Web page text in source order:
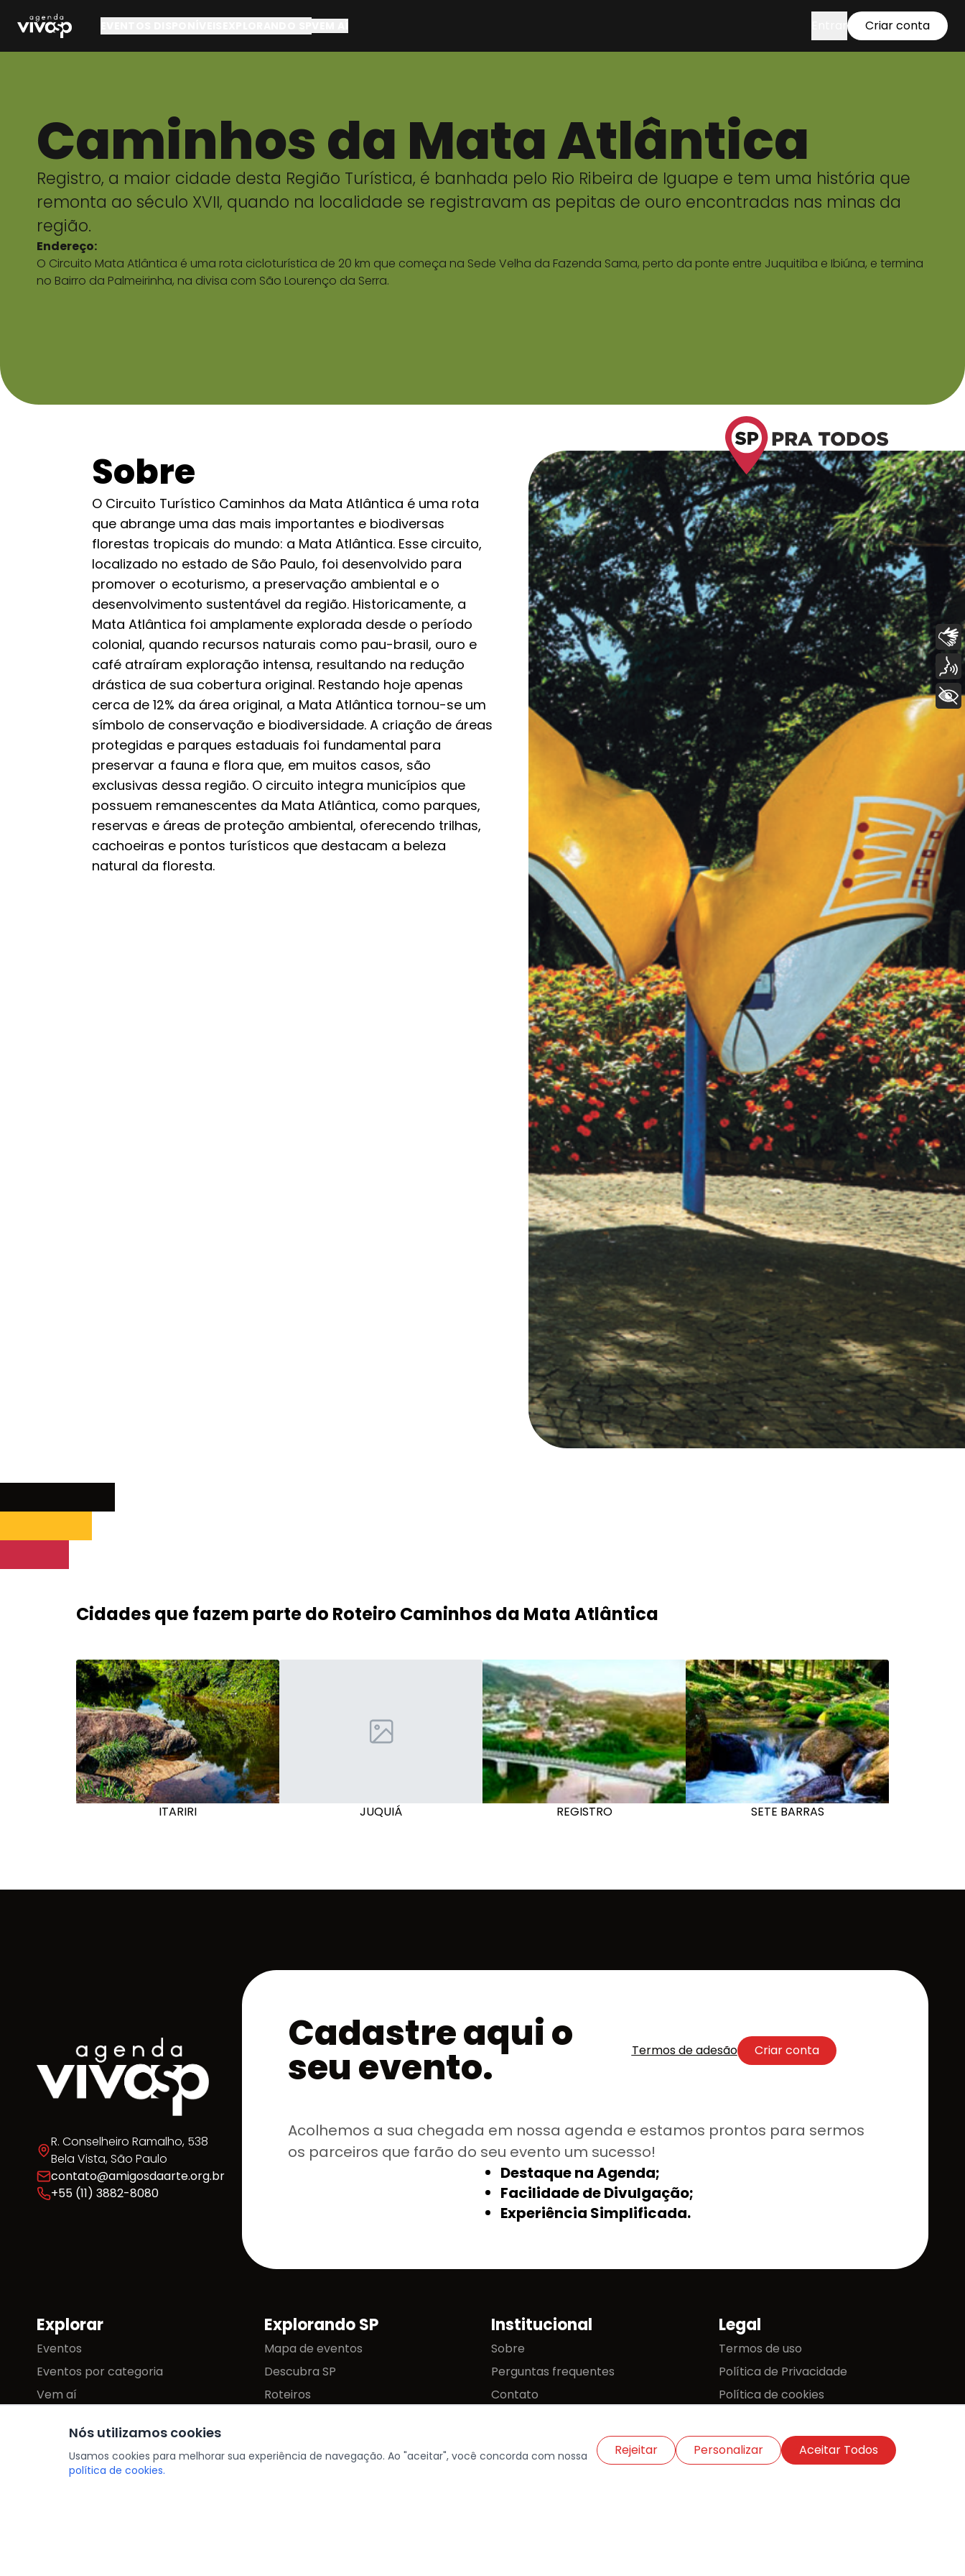
Nós utilizamos cookies
Usamos cookies para melhorar sua experiência de navegação. Ao "aceitar", você concorda com nossa
política de cookies.
Rejeitar Personalizar Aceitar Todos
Criar conta
Caminhos da Mata Atlântica
Registro, a maior cidade desta Região Turística, é banhada pelo Rio Ribeira de Iguape e tem uma história que
remonta ao século XVII, quando na localidade se registravam as pepitas de ouro encontradas nas minas da
região.
Endereço:
O Circuito Mata Atlântica é uma rota cicloturística de 20 km que começa na Sede Velha da Fazenda Sama, perto da ponte entre Juquitiba e Ibiúna, e termina
no Bairro da Palmeirinha, na divisa com São Lourenço da Serra.
Sobre
O Circuito Turístico Caminhos da Mata Atlântica é uma rota
que abrange uma das mais importantes e biodiversas
florestas tropicais do mundo: a Mata Atlântica. Esse circuito,
localizado no estado de São Paulo, foi desenvolvido para
promover o ecoturismo, a preservação ambiental e o
desenvolvimento sustentável da região. Historicamente, a
Mata Atlântica foi amplamente explorada desde o período
colonial, quando recursos naturais como pau-brasil, ouro e
café atraíram exploração intensa, resultando na redução
drástica de sua cobertura original. Restando hoje apenas
cerca de 12% da área original, a Mata Atlântica tornou-se um
símbolo de conservação e biodiversidade. A criação de áreas
protegidas e parques estaduais foi fundamental para
preservar a fauna e flora que, em muitos casos, são
exclusivas dessa região. O circuito integra municípios que
possuem remanescentes da Mata Atlântica, como parques,
reservas e áreas de proteção ambiental, oferecendo trilhas,
cachoeiras e pontos turísticos que destacam a beleza
natural da floresta.
Cidades que fazem parte do Roteiro Caminhos da Mata Atlântica
ITARIRI JUQUIÁ REGISTRO SETE BARRAS
R. Conselheiro Ramalho, 538
Bela Vista, São Paulo
contato@amigosdaarte.org.br
+55 (11) 3882-8080
Cadastre aqui o
seu evento. Termos de adesão Criar conta
Acolhemos a sua chegada em nossa agenda e estamos prontos para sermos
os parceiros que farão do seu evento um sucesso!
Destaque na Agenda;
Facilidade de Divulgação;
Experiência Simplificada.
Mapa do site
Explorar
Eventos
Eventos por categoria
Vem aí
Explorando SP
Mapa de eventos
Descubra SP
Roteiros
Institucional
Sobre
Perguntas frequentes
Contato
Legal
Termos de uso
Política de Privacidade
Política de cookies
Libras
Voz
+ Acessibilidade